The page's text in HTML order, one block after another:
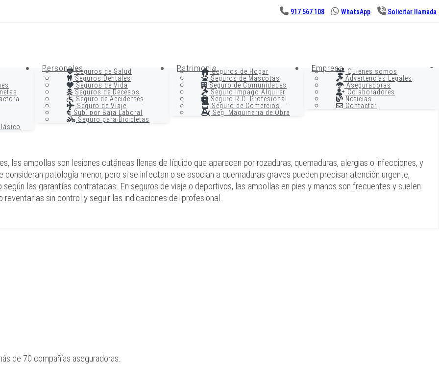
917 567 108 WhatsApp Solicitar llamada
PersonalesSeguros de Salud
Seguros Dentales
Seguros de Vida
Seguros de Decesos
Seguro de Accidentes
Seguro de Viaje
Sub. por Baja Laboral
Seguro para Bicicletas
PatrimonioSeguros de Hogar
Seguros de Mascotas
Seguro de Comunidades
Seguro Impago Alquiler
Seguro R.C. Profesional
Seguro de Comercios
Seg. Maquinaria de Obra
Empresa Quienes somos
Advertencias Legales
Aseguradoras
Colaboradores
Noticias
Contactar
las ampollas son lesiones cutáneas llenas de líquido que aparecen por rozaduras, quemaduras, alergias o infecciones, y
consideran patología menor, pero si se infectan o se asocian a quemaduras graves pueden precisar atención urgente,
las garantías contratadas. En seguros de viaje o deportivos, las ampollas en pies y manos son frecuentes y suelen
sin control y seguir las indicaciones del profesional.
de 70 compañías aseguradoras.